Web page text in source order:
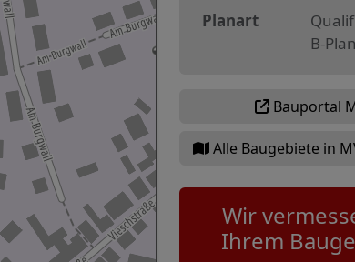
Planart
B-Plan
Bauportal
Alle Baugebiete in
Wir
Ihrem